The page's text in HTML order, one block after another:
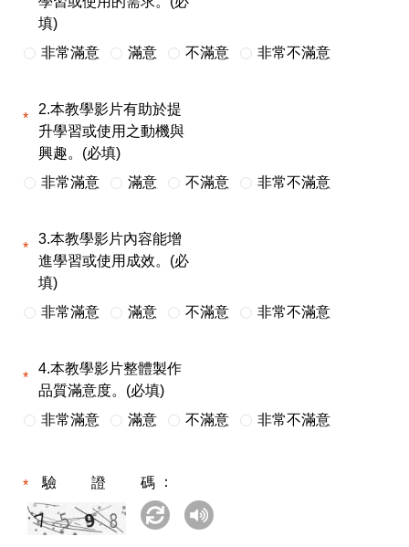
填)
非常滿意
滿意 不滿意 非常不滿意
2.本教學影片有助於提
升學習或使用之動機與
興趣。(必填)
非常滿意
滿意 不滿意 非常不滿意
3.本教學影片內容能增
進學習或使用成效。(必
填)
非常滿意
滿意 不滿意 非常不滿意
4.本教學影片整體製作
品質滿意度。(必填)
非常滿意
滿意 不滿意 非常不滿意
驗證碼